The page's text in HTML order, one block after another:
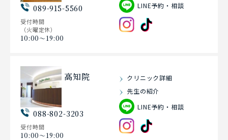
089-915-5560
受付時間
（火曜定休）
10:00〜19:00
LINE予約・相談
高知院
088-802-3203
受付時間
10:00〜19:00
クリニック詳細
先生の紹介
LINE予約・相談